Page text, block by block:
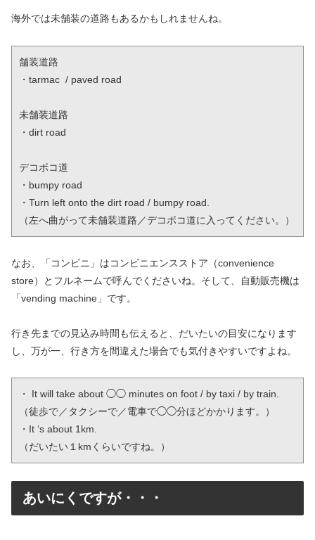
海外では未舗装の道路もあるかもしれませんね。
舗装道路
・tarmac  / paved road
未舗装道路
・dirt road
デコボコ道
・bumpy road
・Turn left onto the dirt road / bumpy road.
（左へ曲がって未舗装道路／デコボコ道に入ってください。）
なお、「コンビニ」はコンビニエンスストア（convenience
store）とフルネームで呼んでくださいね。そして、自動販売機は
「vending machine」です。
行き先までの見込み時間も伝えると、だいたいの目安になります
し、万が一、行き方を間違えた場合でも気付きやすいですよね。
・ It will take about ◯◯ minutes on foot / by taxi / by train.
（徒歩で／タクシーで／電車で◯◯分ほどかかります。）
・It ‘s about 1km.
（だいたい１kmくらいですね。）
あいにくですが・・・